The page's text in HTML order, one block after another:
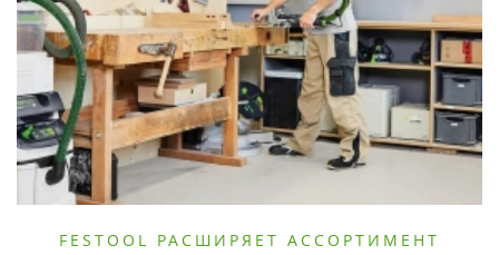
FESTOOL РАСШИРЯЕТ АССОРТИМЕНТ